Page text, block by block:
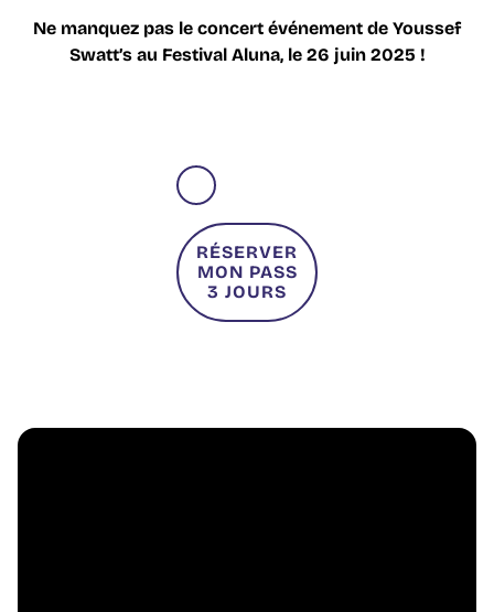
Ne manquez pas le concert événement de Youssef
Swatt’s au Festival Aluna, le 26 juin 2025 !
RÉSERVER
MON PASS
3 JOURS